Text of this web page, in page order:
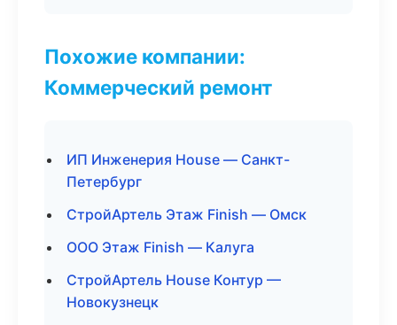
Похожие компании:
Коммерческий ремонт
ИП Инженерия House — Санкт-
Петербург
СтройАртель Этаж Finish — Омск
ООО Этаж Finish — Калуга
СтройАртель House Контур —
Новокузнецк